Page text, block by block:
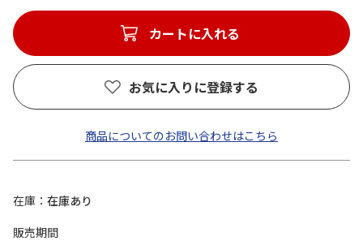
カートに入れる
お気に入りに登録する
商品についてのお問い合わせはこちら
在庫
在庫あり
販売期間